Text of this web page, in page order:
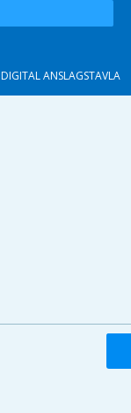
DIGITAL ANSLAGSTAVLA